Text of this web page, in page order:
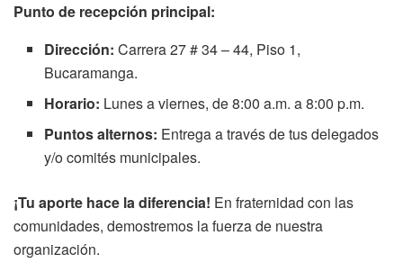
Punto de recepción principal:
Dirección: Carrera 27 # 34 – 44, Piso 1,
Bucaramanga.
Horario: Lunes a viernes, de 8:00 a.m. a 8:00 p.m.
Puntos alternos: Entrega a través de tus delegados
y/o comités municipales.
¡Tu aporte hace la diferencia! En fraternidad con las
comunidades, demostremos la fuerza de nuestra
organización.